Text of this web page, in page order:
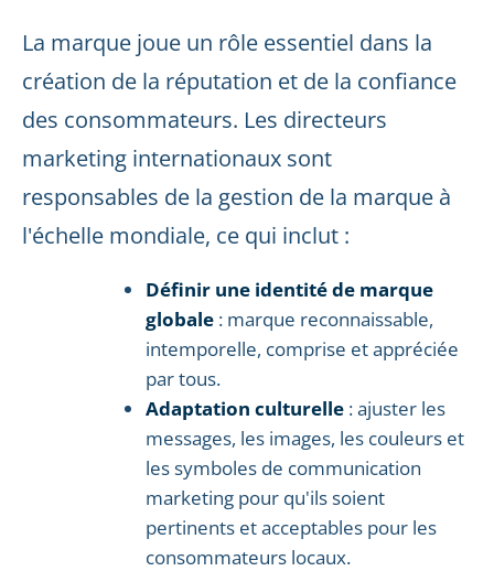
La marque joue un rôle essentiel dans la
création de la réputation et de la confiance
des consommateurs. Les directeurs
marketing internationaux sont
responsables de la gestion de la marque à
l'échelle mondiale, ce qui inclut :
Définir une identité de marque
globale : marque reconnaissable,
intemporelle, comprise et appréciée
par tous.
Adaptation culturelle : ajuster les
messages, les images, les couleurs et
les symboles de communication
marketing pour qu'ils soient
pertinents et acceptables pour les
consommateurs locaux.